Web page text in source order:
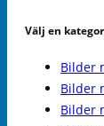
Välj en
Bilder
Bilder
Bilder